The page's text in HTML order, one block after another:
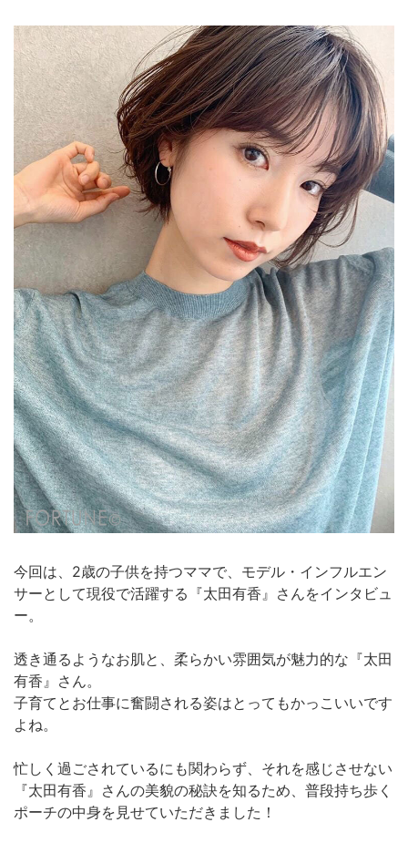
今回は、2歳の子供を持つママで、モデル・インフルエン
サーとして現役で活躍する『太田有香』さんをインタビュ
ー。
透き通るようなお肌と、柔らかい雰囲気が魅力的な『太田
有香』さん。
子育てとお仕事に奮闘される姿はとってもかっこいいです
よね。
忙しく過ごされているにも関わらず、それを感じさせない
『太田有香』さんの美貌の秘訣を知るため、普段持ち歩く
ポーチの中身を見せていただきました！